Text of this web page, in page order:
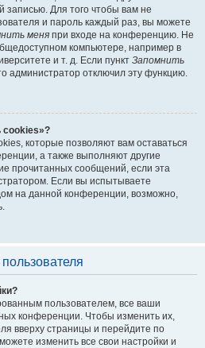
записью. Для того чтобы вам не
и пароль каждый раз, вы можете
меня при входе на конференцию. Не
компьютере, например в
и т. д. Если пункт Запомнить
администратор отключил эту функцию.
cookies»?
которые позволяют вам оставаться
а также выполняют другие
прочитанных сообщений, если эта
Если вы испытываете
на данной конференции, возможно,
пользователем, все ваши
конференции. Чтобы изменить их,
вверху страницы и перейдите по
изменить все свои настройки и